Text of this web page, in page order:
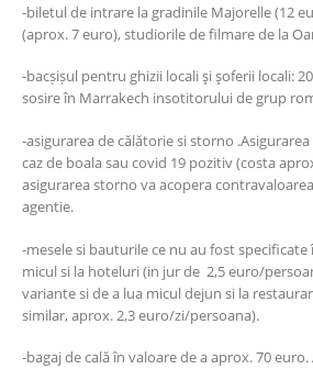
-biletul de intrare la gradinile Majorelle (12
(aprox. 7 euro), studiorile de filmare de la
-bacșișul pentru ghizii locali şi şoferii locali:
sosire în Marrakech insotitorului de grup
-asigurarea de călătorie si storno
caz de boala sau covid 19 pozitiv (costa
asigurarea storno va acopera
agentie.
-mesele si bauturile ce nu au fost
micul si la hoteluri (in jur de 2,5 euro/
variante si de a lua micul dejun si la
similar, aprox. 2,3 euro/zi/persoana).
-bagaj de cală în valoare de a aprox. 70